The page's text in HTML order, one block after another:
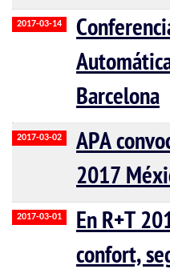
2017-03-14
Barcelona
2017-03-02
APA
2017
2017-03-01
En R+T
confort,